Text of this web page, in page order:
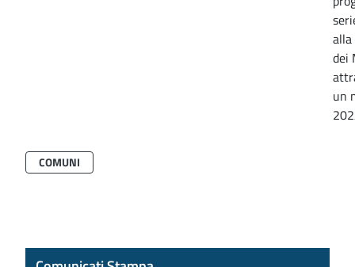
alla
dei
un
COMUNI